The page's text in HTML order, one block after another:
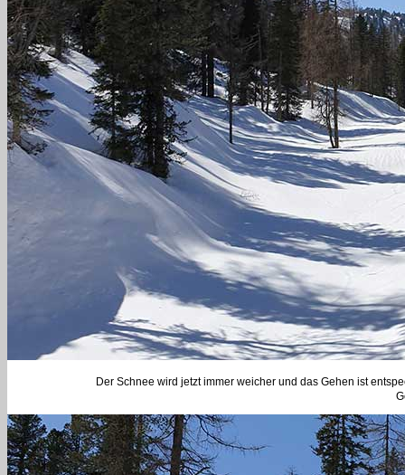
Der Schnee wird jetzt immer weicher und das Gehen ist